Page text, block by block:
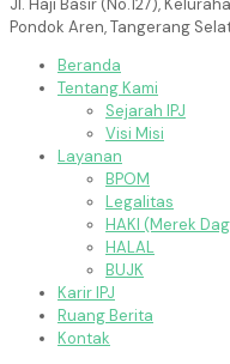
Pondok Aren, Tangerang
Beranda
Tentang Kami
Sejarah IPJ
Visi Misi
Layanan
BPOM
Legalitas
HAKI (Merek
HALAL
BUJK
Karir IPJ
Ruang Berita
Kontak